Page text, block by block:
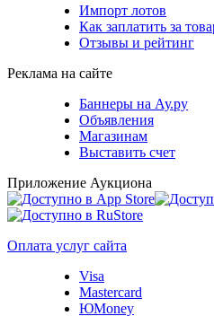
Импорт лотов
Как заплатить за
Отзывы и рейтинг
Реклама на сайте
Баннеры на Ау.ру
Объявления
Магазинам
Выставить счет
Приложение Аукциона
Оплата услуг сайта
Visa
Mastercard
ЮMoney